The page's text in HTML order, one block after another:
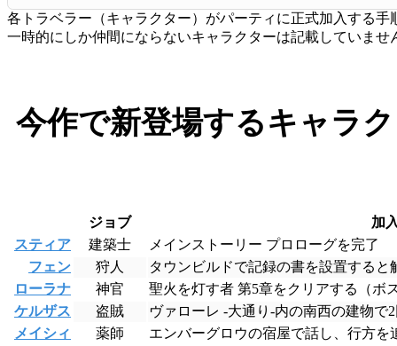
各トラベラー（キャラクター）がパーティに正式加入する手
一時的にしか仲間にならないキャラクターは記載していませ
今作で新登場するキャラ
ジョブ
加
スティア
建築士
メインストーリー プロローグを完了
フェン
狩人
タウンビルドで記録の書を設置する
ローラナ
神官
聖火を灯す者 第5章をクリアする（ボ
ケルザス
盗賊
ヴァローレ -大通り-内の南西の建物
メイシィ
薬師
エンバーグロウの宿屋で話し、行方